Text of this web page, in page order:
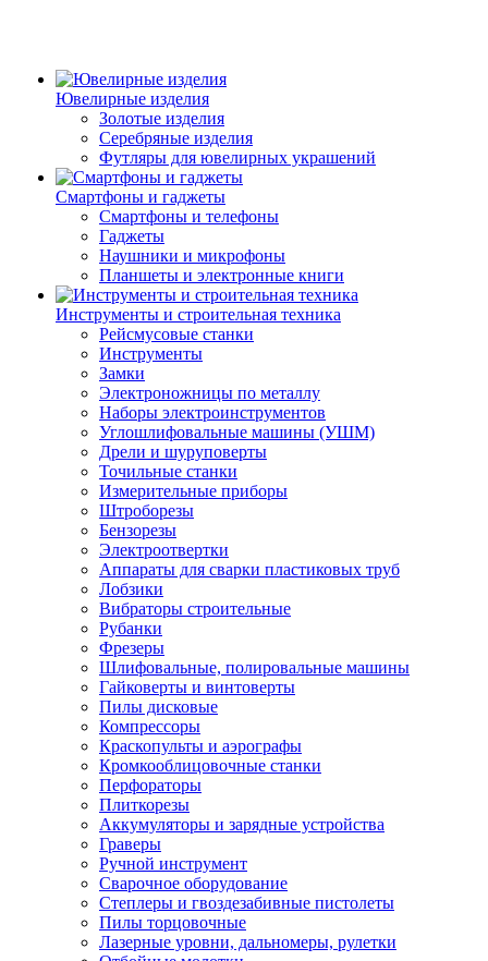
Ювелирные изделия
Золотые изделия
Серебряные изделия
Футляры для ювелирных украшений
Смартфоны и гаджеты
Смартфоны и телефоны
Гаджеты
Наушники и микрофоны
Планшеты и электронные книги
Инструменты и строительная техника
Рейсмусовые станки
Инструменты
Замки
Электроножницы по металлу
Наборы электроинструментов
Углошлифовальные машины (УШМ)
Дрели и шуруповерты
Точильные станки
Измерительные приборы
Штроборезы
Бензорезы
Электроотвертки
Аппараты для сварки пластиковых труб
Лобзики
Вибраторы строительные
Рубанки
Фрезеры
Шлифовальные, полировальные машины
Гайковерты и винтоверты
Пилы дисковые
Компрессоры
Краскопульты и аэрографы
Кромкооблицовочные станки
Перфораторы
Плиткорезы
Аккумуляторы и зарядные устройства
Граверы
Ручной инструмент
Сварочное оборудование
Степлеры и гвоздезабивные пистолеты
Пилы торцовочные
Лазерные уровни, дальномеры, рулетки